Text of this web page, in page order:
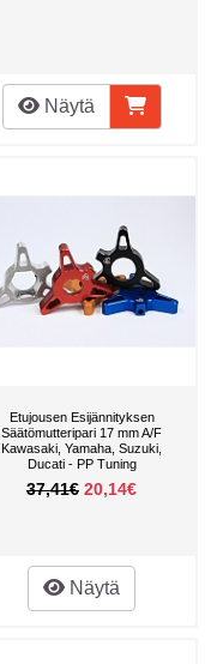
Näytä
Etujousen Esijännityksen
Säätömutteripari 17 mm A/F
Kawasaki, Yamaha, Suzuki,
Ducati - PP Tuning
37,41€ 20,14€
Näytä